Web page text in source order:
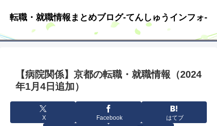
転職・就職情報まとめブログ-てんしゅうインフォ-
【病院関係】京都の転職・就職情報（2024
年1月4日追加）
X Facebook はてブ